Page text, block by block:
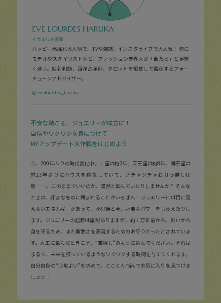
EVE LOURDES HARUKA
イヴルルド遙華
ハッピー感溢れる人柄で、TVや雑誌、インスタライブで大人気！ 特に
モデルやスタイリストなど、ファッション業界人が「当たる」と足繁
く通う。姓名判断、西洋占星術、タロットを駆使して鑑定するフォー
チューンアドバイザー。
evelourdes_haruka
不安な時こそ、ジュエリーが味方に！
自信やワクワクを身につけて
MYアップデート大作戦をはじめよう
今、200年ぶりの時代変化中。土星は約2年、天王星は約8年、海王星は
約13年ぶりにハウスを移動していて、グチャグチャお引っ越し状
態……。このままでいいのか、漠然と悩んでいたりしませんか？ そんな
ときは、好きなものに囲まれることがいちばん！ ジュエリーには目に見
えないエネルギーがあって、不思議と今、必要なパワーをもらえたりし
ます。ジュエリーの起源は諸説ありますが、約１万年前から、災いから
身を守るため、また勇敢さを表現するためのお守りだったとされていま
す。人生に悩んだときこそ、“宝探し”のように選んでください。それは
まるで、未来を探っているようなワクワクする時間を与えてくれます。
自分自身の“心地よい”を求めて、とことん悩んでお気に入りを見つけま
しょう！